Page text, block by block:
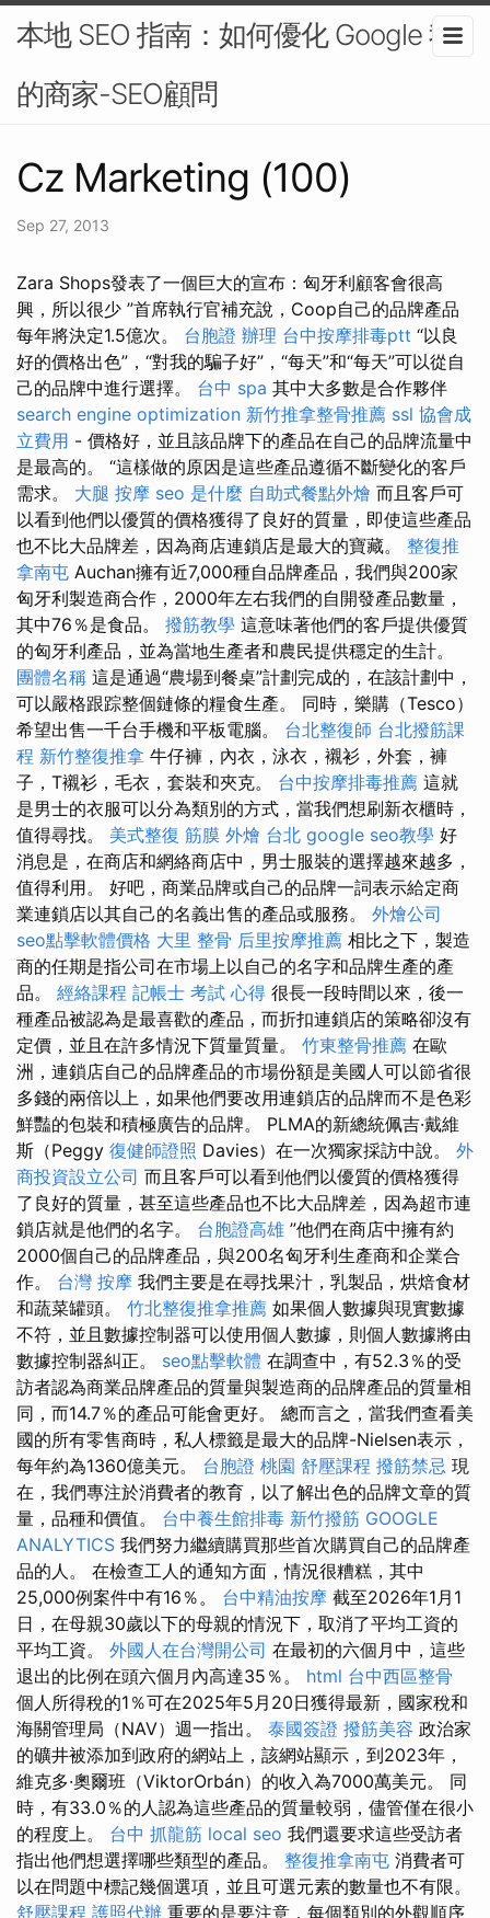
本地 SEO 指南：如何優化 Google 我
的商家-SEO顧問
Cz Marketing (100)
Sep 27, 2013
Zara Shops發表了一個巨大的宣布：匈牙利顧客會很高
興，所以很少 ”首席執行官補充說，Coop自己的品牌產品
每年將決定1.5億次。 台胞證 辦理 台中按摩排毒ptt “以良
好的價格出色”，“對我的騙子好”，“每天”和“每天”可以從自
己的品牌中進行選擇。 台中 spa 其中大多數是合作夥伴
search engine optimization 新竹推拿整骨推薦 ssl 協會成
立費用 - 價格好，並且該品牌下的產品在自己的品牌流量中
是最高的。 “這樣做的原因是這些產品遵循不斷變化的客戶
需求。 大腿 按摩 seo 是什麼 自助式餐點外燴 而且客戶可
以看到他們以優質的價格獲得了良好的質量，即使這些產品
也不比大品牌差，因為商店連鎖店是最大的寶藏。 整復推
拿南屯 Auchan擁有近7,000種自品牌產品，我們與200家
匈牙利製造商合作，2000年左右我們的自開發產品數量，
其中76％是食品。 撥筋教學 這意味著他們的客戶提供優質
的匈牙利產品，並為當地生產者和農民提供穩定的生計。
團體名稱 這是通過“農場到餐桌”計劃完成的，在該計劃中，
可以嚴格跟踪整個鏈條的糧食生產。 同時，樂購（Tesco）
希望出售一千台手機和平板電腦。 台北整復師 台北撥筋課
程 新竹整復推拿 牛仔褲，內衣，泳衣，襯衫，外套，褲
子，T襯衫，毛衣，套裝和夾克。 台中按摩排毒推薦 這就
是男士的衣服可以分為類別的方式，當我們想刷新衣櫃時，
值得尋找。 美式整復 筋膜 外燴 台北 google seo教學 好
消息是，在商店和網絡商店中，男士服裝的選擇越來越多，
值得利用。 好吧，商業品牌或自己的品牌一詞表示給定商
業連鎖店以其自己的名義出售的產品或服務。 外燴公司
seo點擊軟體價格 大里 整骨 后里按摩推薦 相比之下，製造
商的任期是指公司在市場上以自己的名字和品牌生產的產
品。 經絡課程 記帳士 考試 心得 很長一段時間以來，後一
種產品被認為是最喜歡的產品，而折扣連鎖店的策略卻沒有
定價，並且在許多情況下質量質量。 竹東整骨推薦 在歐
洲，連鎖店自己的品牌產品的市場份額是美國人可以節省很
多錢的兩倍以上，如果他們要改用連鎖店的品牌而不是色彩
鮮豔的包裝和積極廣告的品牌。 PLMA的新總統佩吉·戴維
斯（Peggy 復健師證照 Davies）在一次獨家採訪中說。 外
商投資設立公司 而且客戶可以看到他們以優質的價格獲得
了良好的質量，甚至這些產品也不比大品牌差，因為超市連
鎖店就是他們的名字。 台胞證高雄 ”他們在商店中擁有約
2000個自己的品牌產品，與200名匈牙利生產商和企業合
作。 台灣 按摩 我們主要是在尋找果汁，乳製品，烘焙食材
和蔬菜罐頭。 竹北整復推拿推薦 如果個人數據與現實數據
不符，並且數據控制器可以使用個人數據，則個人數據將由
數據控制器糾正。 seo點擊軟體 在調查中，有52.3％的受
訪者認為商業品牌產品的質量與製造商的品牌產品的質量相
同，而14.7％的產品可能會更好。 總而言之，當我們查看美
國的所有零售商時，私人標籤是最大的品牌-Nielsen表示，
每年約為1360億美元。 台胞證 桃園 舒壓課程 撥筋禁忌 現
在，我們專注於消費者的教育，以了解出色的品牌文章的質
量，品種和價值。 台中養生館排毒 新竹撥筋 GOOGLE
ANALYTICS 我們努力繼續購買那些首次購買自己的品牌產
品的人。 在檢查工人的通知方面，情況很糟糕，其中
25,000例案件中有16％。 台中精油按摩 截至2026年1月1
日，在母親30歲以下的母親的情況下，取消了平均工資的
平均工資。 外國人在台灣開公司 在最初的六個月中，這些
退出的比例在頭六個月內高達35％。 html 台中西區整骨
個人所得稅的1％可在2025年5月20日獲得最新，國家稅和
海關管理局（NAV）週一指出。 泰國簽證 撥筋美容 政治家
的礦井被添加到政府的網站上，該網站顯示，到2023年，
維克多·奧爾班（ViktorOrbán）的收入為7000萬美元。 同
時，有33.0％的人認為這些產品的質量較弱，儘管僅在很小
的程度上。 台中 抓龍筋 local seo 我們還要求這些受訪者
指出他們想選擇哪些類型的產品。 整復推拿南屯 消費者可
以在問題中標記幾個選項，並且可選元素的數量也不有限。
舒壓課程 護照代辦 重要的是要注意，每個類別的外觀順序